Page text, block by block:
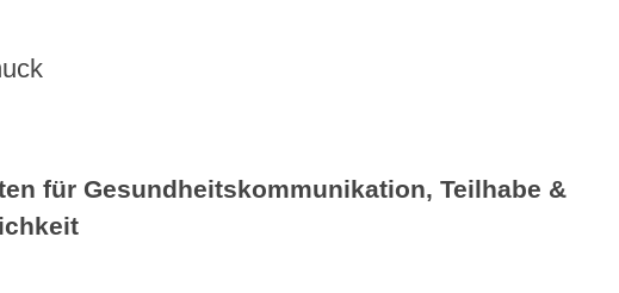
für Gesundheitskommunikation, Teilhabe &